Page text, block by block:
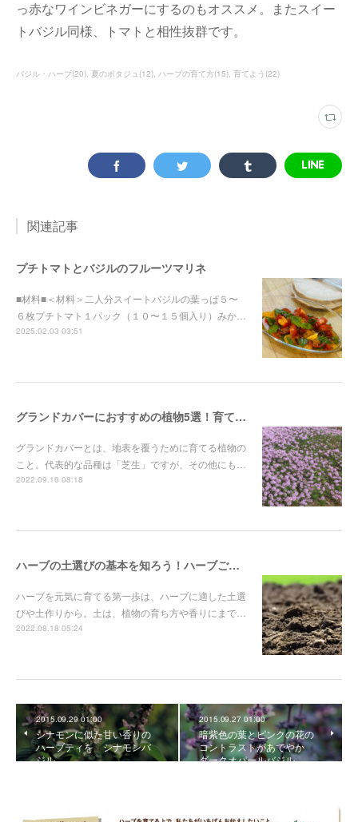
っ赤なワインビネガーにするのもオススメ。またスイー
トバジル同様、トマトと相性抜群です。
バジル・ハーブ(20) 夏のポタジュ (12) ハーブの育て方(15) 育てよう (22)
関連記事
プチトマトとバジルのフルーツマリネ
■材料■＜材料＞二人分スイートバジルの葉っぱ５〜
６枚プチトマト１パック（１０〜１５個入り）みか…
2025.02.03 03:51
グランドカバーにおすすめの植物5選！育てやすく踏みつけに強いハーブから厳選
グランドカバーとは、地表を覆うために育てる植物の
こと。代表的な品種は「芝生」ですが、その他にも…
2022.09.16 08:18
ハーブの土選びの基本を知ろう！ハーブごとに合う土質や土作り資材を解説
ハーブを元気に育てる第一歩は、ハーブに適した土選
びや土作りから。土は、植物の育ち方や香りにまで…
2022.08.18 05:24
2015.09.29 01:00
シナモンに似た甘い香りの
ハーブティを シナモンバ
ジル
2015.09.27 01:00
暗紫色の葉とピンクの花の
コントラストがあでやか
ダークオパールバジル